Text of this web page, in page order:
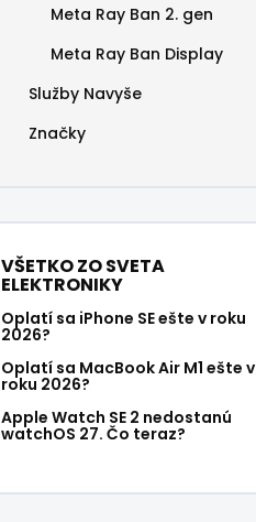
Meta Ray Ban 2. gen
Meta Ray Ban Display
Služby Navyše
Značky
VŠETKO ZO SVETA
ELEKTRONIKY
Oplatí sa iPhone SE ešte v roku
2026?
Oplatí sa MacBook Air M1 ešte v
roku 2026?
Apple Watch SE 2 nedostanú
watchOS 27. Čo teraz?